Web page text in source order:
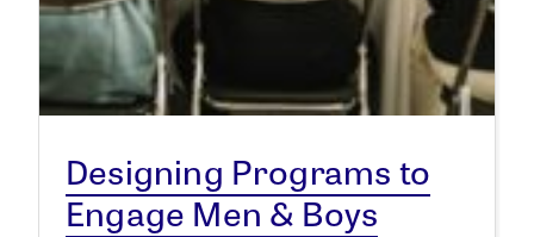
Designing Programs to
Engage Men & Boys